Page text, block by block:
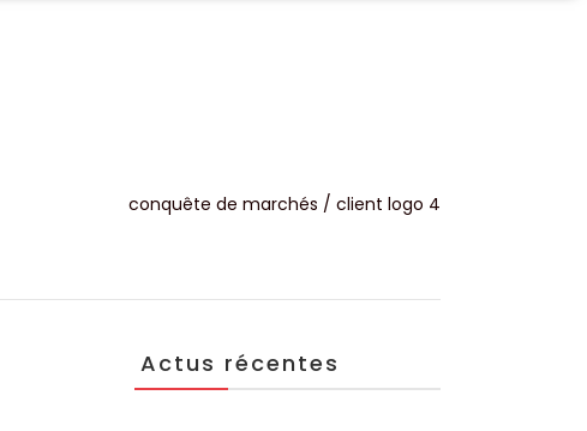
conquête de marchés / client logo 4
Actus récentes